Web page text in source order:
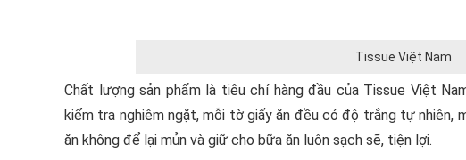
Tissue Việt Nam
Chất lượng sản phẩm là tiêu chí hàng đầu của Tissue Việt
kiểm tra nghiêm ngặt, mỗi tờ giấy ăn đều có độ trắng tự nhiên,
ăn không để lại mủn và giữ cho bữa ăn luôn sạch sẽ, tiện lợi.